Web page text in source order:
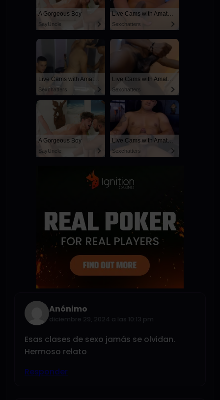
A Gorgeous Boy
SayUncle
Live Cams with Amateur Men
Sexchatters
Live Cams with Amateur Men
Sexchatters
Live Cams with Amateur Men
Sexchatters
A Gorgeous Boy
SayUncle
Live Cams with Amateur Men
Sexchatters
Anónimo
diciembre 29, 2024 a las 10:13 pm
Esas clases de sexo jamás se olvidan.
Hermoso relato
Responder